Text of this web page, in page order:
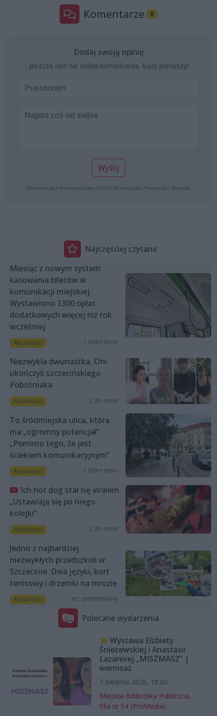
Komentarze 0
Dodaj swoją opinię
Jeszcze nikt nie dodał komentarza, bądź pierwszy!
Wyślij
Formularz jest chroniony dzięki reCAPTCHA od Google: Prywatność | Warunki
Najczęściej czytane
Miesiąc z nowym system
kasowania biletów w
komunikacji miejskiej.
Wystawiono 1300 opłat
dodatkowych więcej niż rok
wcześniej
Aktualności 1 dzień temu
Niezwykła dwunastka. Oni
ukończyli szczecińskiego
Pobożniaka
Aktualności 2 dni temu
To śródmiejska ulica, która
ma „ogromny potencjał”.
„Pomimo tego, że jest
ściekiem komunikacyjnym”
Aktualności 1 dzień temu
Ich hot dog stał się viralem.
„Ustawiają się po niego
kolejki”
Aktualności 2 dni temu
Jedno z najbardziej
niezwykłych przedszkoli w
Szczecinie. Dwa języki, kort
tenisowy i drzemki na mrozie
Aktualności art. sponsorowany
Polecane wydarzenia
Wystawa Elżbiety
Śnieżewskiej i Anastasii
Lazarevej „MISZMASZ” |
wernisaż
7 sierpnia 2026, 18:00
Miejska Biblioteka Publiczna,
filia nr 54 (ProMedia)